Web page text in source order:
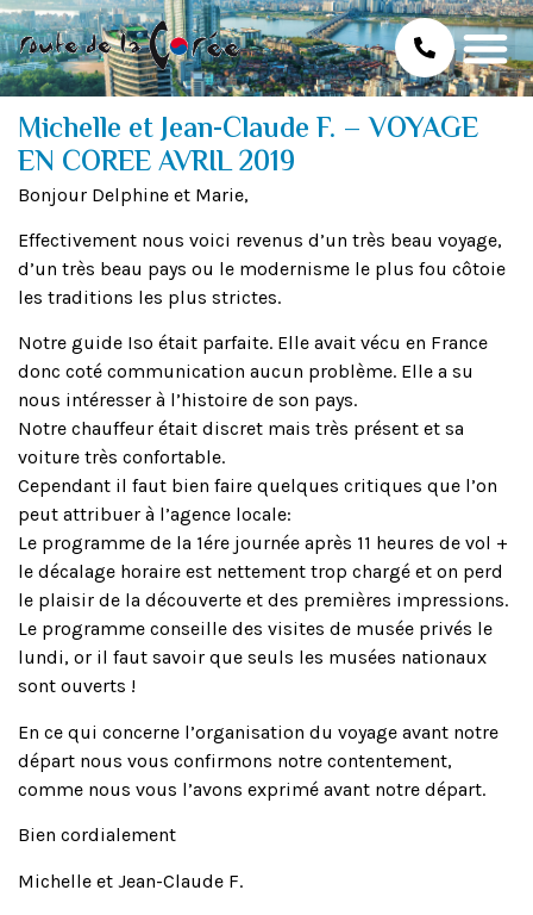
Michelle et Jean-Claude F. – VOYAGE
EN COREE AVRIL 2019
Bonjour Delphine et Marie,
Effectivement nous voici revenus d’un très beau voyage,
d’un très beau pays ou le modernisme le plus fou côtoie
les traditions les plus strictes.
Notre guide Iso était parfaite. Elle avait vécu en France
donc coté communication aucun problème. Elle a su
nous intéresser à l’histoire de son pays.
Notre chauffeur était discret mais très présent et sa
voiture très confortable.
Cependant il faut bien faire quelques critiques que l’on
peut attribuer à l’agence locale:
Le programme de la 1ére journée après 11 heures de vol +
le décalage horaire est nettement trop chargé et on perd
le plaisir de la découverte et des premières impressions.
Le programme conseille des visites de musée privés le
lundi, or il faut savoir que seuls les musées nationaux
sont ouverts !
En ce qui concerne l’organisation du voyage avant notre
départ nous vous confirmons notre contentement,
comme nous vous l’avons exprimé avant notre départ.
Bien cordialement
Michelle et Jean-Claude F.